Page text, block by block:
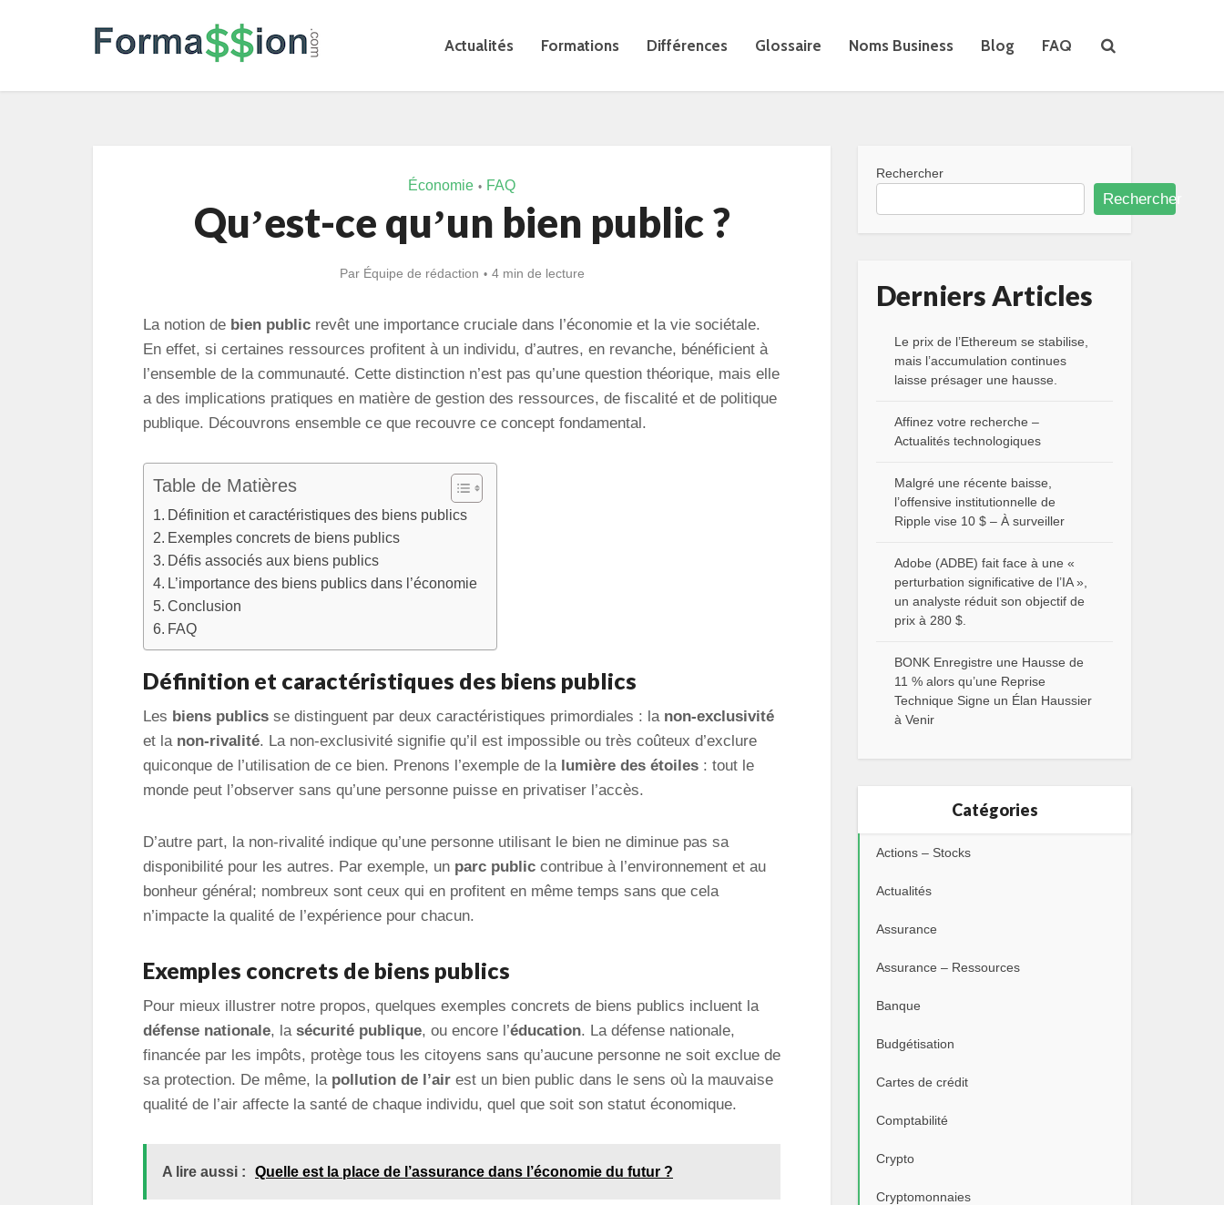
Actualités Formations Différences Glossaire Noms Business Blog FAQ
Économie • FAQ
Quʼest-ce quʼun bien public ?
Par Équipe de rédaction 4 min de lecture
La notion de bien public revêt une importance cruciale dans l’économie et la vie sociétale.
En effet, si certaines ressources profitent à un individu, d’autres, en revanche, bénéficient à
l’ensemble de la communauté. Cette distinction n’est pas qu’une question théorique, mais elle
a des implications pratiques en matière de gestion des ressources, de fiscalité et de politique
publique. Découvrons ensemble ce que recouvre ce concept fondamental.
Table de Matières
Définition et caractéristiques des biens publics
Exemples concrets de biens publics
Défis associés aux biens publics
L’importance des biens publics dans l’économie
Conclusion
FAQ
Définition et caractéristiques des biens publics
Les biens publics se distinguent par deux caractéristiques primordiales : la non-exclusivité
et la non-rivalité. La non-exclusivité signifie qu’il est impossible ou très coûteux d’exclure
quiconque de l’utilisation de ce bien. Prenons l’exemple de la lumière des étoiles : tout le
monde peut l’observer sans qu’une personne puisse en privatiser l’accès.
D’autre part, la non-rivalité indique qu’une personne utilisant le bien ne diminue pas sa
disponibilité pour les autres. Par exemple, un parc public contribue à l’environnement et au
bonheur général; nombreux sont ceux qui en profitent en même temps sans que cela
n’impacte la qualité de l’expérience pour chacun.
Exemples concrets de biens publics
Pour mieux illustrer notre propos, quelques exemples concrets de biens publics incluent la
défense nationale, la sécurité publique, ou encore l’éducation. La défense nationale,
financée par les impôts, protège tous les citoyens sans qu’aucune personne ne soit exclue de
sa protection. De même, la pollution de l’air est un bien public dans le sens où la mauvaise
qualité de l’air affecte la santé de chaque individu, quel que soit son statut économique.
A lire aussi : Quelle est la place de l’assurance dans l’économie du futur ?
Rechercher
Rechercher
Derniers Articles
Le prix de l’Ethereum se stabilise,
mais l’accumulation continues
laisse présager une hausse.
Affinez votre recherche –
Actualités technologiques
Malgré une récente baisse,
l’offensive institutionnelle de
Ripple vise 10 $ – À surveiller
Adobe (ADBE) fait face à une «
perturbation significative de l’IA »,
un analyste réduit son objectif de
prix à 280 $.
BONK Enregistre une Hausse de
11 % alors qu’une Reprise
Technique Signe un Élan Haussier
à Venir
Catégories
Actions – Stocks
Actualités
Assurance
Assurance – Ressources
Banque
Budgétisation
Cartes de crédit
Comptabilité
Crypto
Cryptomonnaies